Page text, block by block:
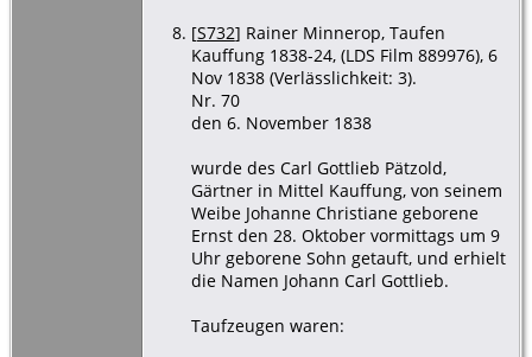
[S732] Rainer Minnerop, Taufen
Kauffung 1838-24, (LDS Film 889976), 6
Nov 1838 (Verlässlichkeit: 3).
Nr. 70
den 6. November 1838
wurde des Carl Gottlieb Pätzold,
Gärtner in Mittel Kauffung, von seinem
Weibe Johanne Christiane geborene
Ernst den 28. Oktober vormittags um 9
Uhr geborene Sohn getauft, und erhielt
die Namen Johann Carl Gottlieb.
Taufzeugen waren: